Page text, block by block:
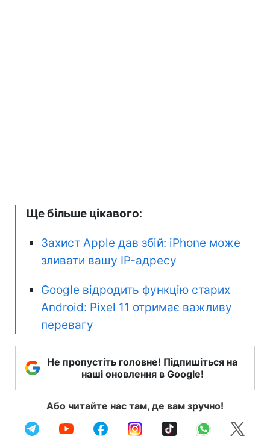
Ще більше цікавого:
Захист Apple дав збій: iPhone може
зливати вашу IP-адресу
Google відродить функцію старих
Android: Pixel 11 отримає важливу
перевагу
Не пропустіть головне! Підпишіться на
наші оновлення в Google!
Або читайте нас там, де вам зручно!